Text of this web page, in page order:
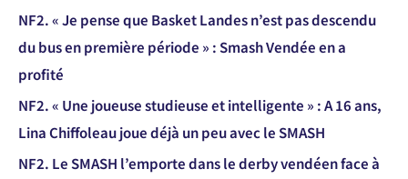
NF2. « Je pense que Basket Landes n’est pas descendu
du bus en première période » : Smash Vendée en a
profité
NF2. « Une joueuse studieuse et intelligente » : A 16 ans,
Lina Chiffoleau joue déjà un peu avec le SMASH
NF2. Le SMASH l’emporte dans le derby vendéen face à